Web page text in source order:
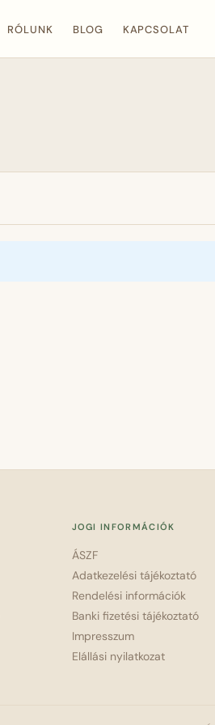
RÓLUNK BLOG KAPCSOLAT
JOGI INFORMÁCIÓK
ÁSZF
Adatkezelési tájékoztató
Rendelési információk
Banki fizetési tájékoztató
Impresszum
Elállási nyilatkozat